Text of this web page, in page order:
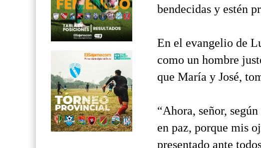
bendecidas y estén
En el evangelio de
como un hombre
que María y José,
“Ahora, señor,
en paz, porque mis
presentado ante